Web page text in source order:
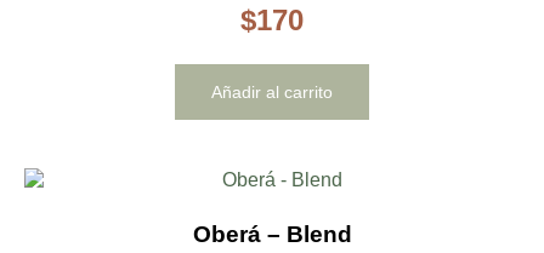
$170
Añadir al carrito
Oberá – Blend